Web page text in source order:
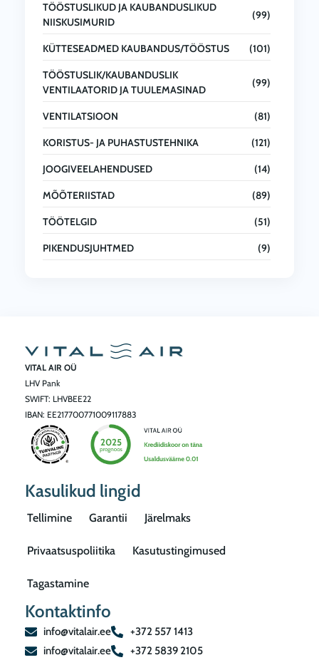
TÖÖSTUSLIKUD JA KAUBANDUSLIKUD
NIISKUSIMURID
(99)
KÜTTESEADMED KAUBANDUS/TÖÖSTUS (101)
TÖÖSTUSLIK/KAUBANDUSLIK
VENTILAATORID JA TUULEMASINAD
(99)
VENTILATSIOON (81)
KORISTUS- JA PUHASTUSTEHNIKA (121)
JOOGIVEELAHENDUSED (14)
MÕÕTERIISTAD (89)
TÖÖTELGID (51)
PIKENDUSJUHTMED (9)
VITAL AIR OÜ
LHV Pank
SWIFT: LHVBEE22
IBAN: EE217700771009117883
Kasulikud lingid
Tellimine Garantii Järelmaks
Privaatsuspoliitika Kasutustingimused
Tagastamine
Kontaktinfo
info@vitalair.ee
+372 557 1413
info@vitalair.ee
+372 5839 2105